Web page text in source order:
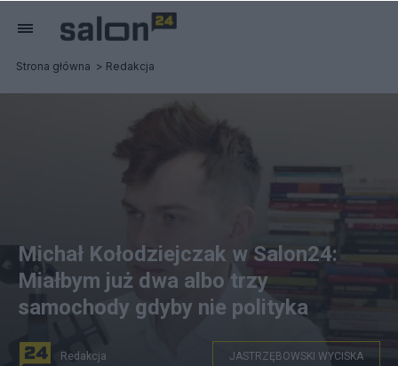
Strona główna Redakcja
Michał Kołodziejczak w Salon24:
Miałbym już dwa albo trzy
samochody gdyby nie polityka
Redakcja JASTRZĘBOWSKI WYCISKA